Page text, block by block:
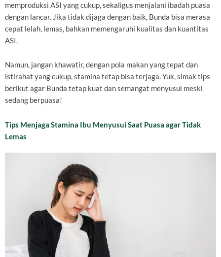
memproduksi ASI yang cukup, sekaligus menjalani ibadah puasa
dengan lancar. Jika tidak dijaga dengan baik, Bunda bisa merasa
cepat lelah, lemas, bahkan memengaruhi kualitas dan kuantitas
ASI.
Namun, jangan khawatir, dengan pola makan yang tepat dan
istirahat yang cukup, stamina tetap bisa terjaga. Yuk, simak tips
berikut agar Bunda tetap kuat dan semangat menyusui meski
sedang berpuasa!
Tips Menjaga Stamina Ibu Menyusui Saat Puasa agar Tidak
Lemas